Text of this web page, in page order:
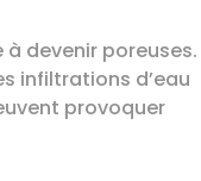
devenir poreuses.
infiltrations d’eau
provoquer